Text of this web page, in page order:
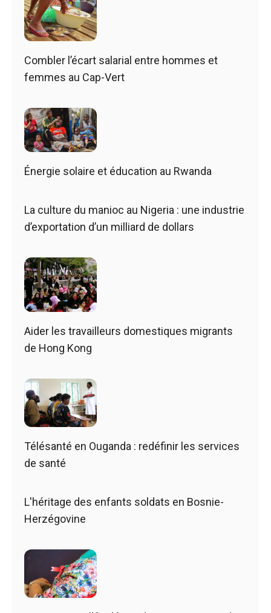
Combler l’écart salarial entre hommes et
femmes au Cap-Vert
Énergie solaire et éducation au Rwanda
La culture du manioc au Nigeria : une industrie
d’exportation d’un milliard de dollars
Aider les travailleurs domestiques migrants
de Hong Kong
Télésanté en Ouganda : redéfinir les services
de santé
L'héritage des enfants soldats en Bosnie-
Herzégovine